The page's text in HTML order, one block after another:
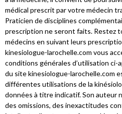
médical prescrit par votre médecin
Praticien de disciplines
prescription ne seront faits. Restez
médecins en suivant leurs
kinesiologue-larochelle.com vous
conditions générales d’utilisation ci-
du site kinesiologue-larochelle.com
différentes utilisations de la
données à titre indicatif. Son auteur
des omissions, des inexactitudes